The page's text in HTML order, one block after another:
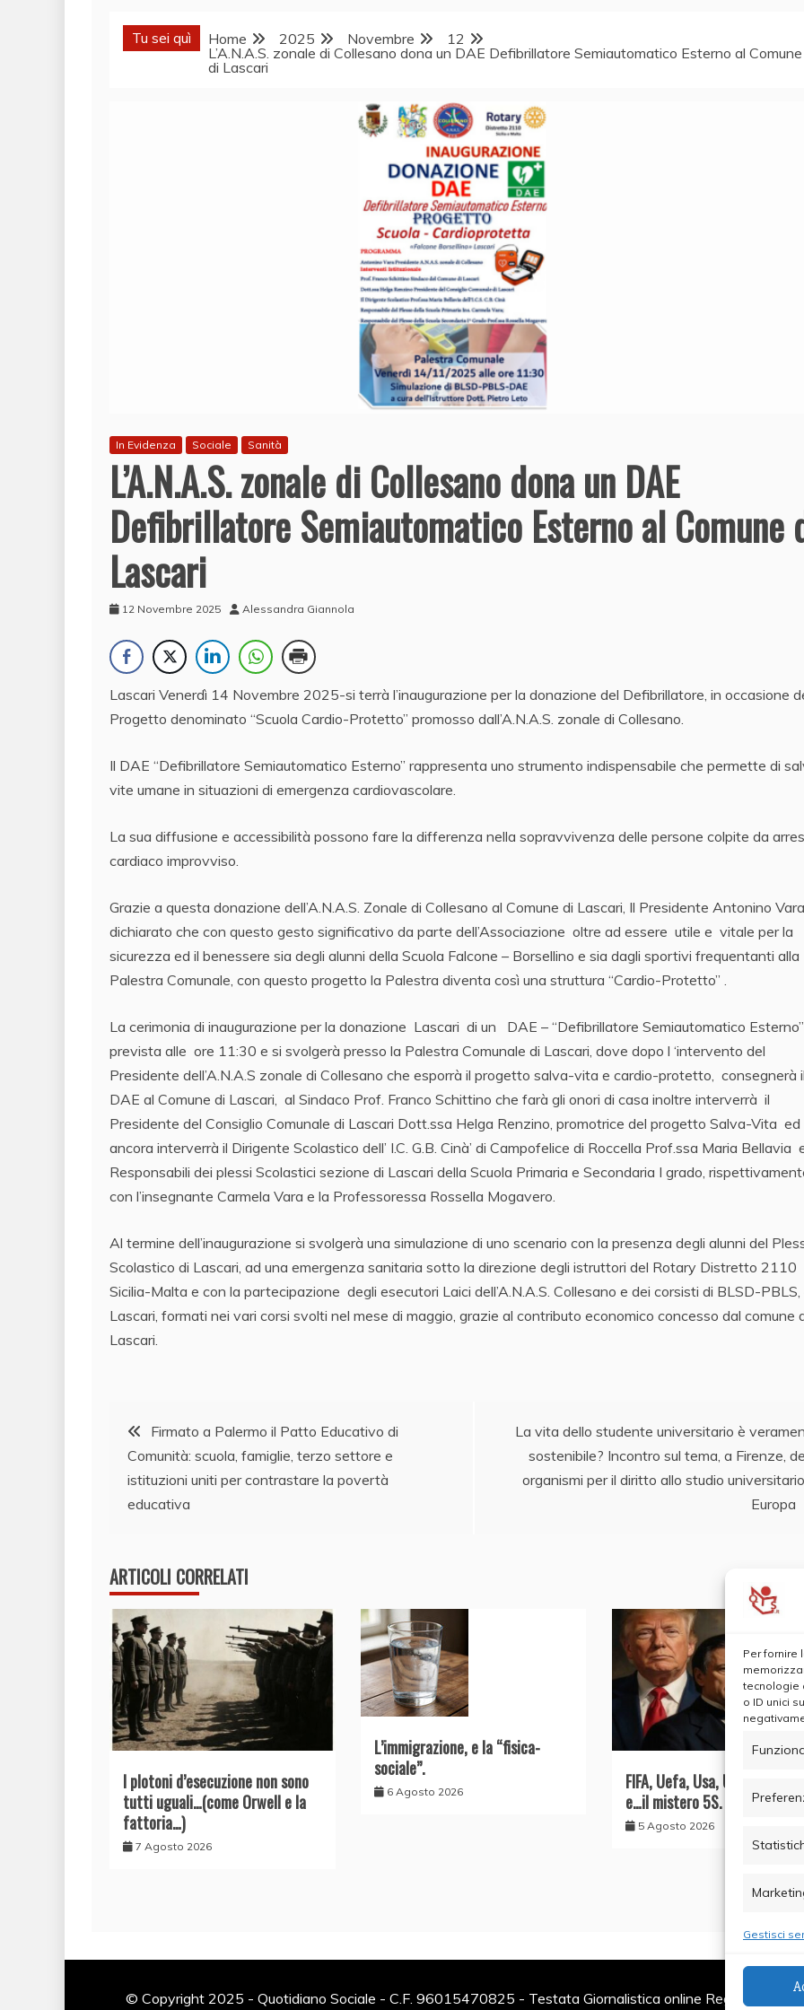
Per fornire
tecnologie
o ID unici
Gestisci
Tu sei quì Home 2025 Novembre
12
L’A.N.A.S. zonale di Collesano dona un DAE Defibrillatore Semiautomatico Esterno al Comune
di Lascari
In Evidenza Sociale Sanità
L’A.N.A.S. zonale di Collesano dona un DAE
Defibrillatore Semiautomatico Esterno al Comune
Lascari
12 Novembre 2025 Alessandra Giannola
Lascari Venerdì 14 Novembre 2025-si terrà l’inaugurazione per la donazione del Defibrillatore, in occasione
Progetto denominato “Scuola Cardio-Protetto” promosso dall’A.N.A.S. zonale di Collesano.
Il DAE “Defibrillatore Semiautomatico Esterno” rappresenta uno strumento indispensabile che permette di
vite umane in situazioni di emergenza cardiovascolare.
La sua diffusione e accessibilità possono fare la differenza nella sopravvivenza delle persone colpite da
cardiaco improvviso.
Grazie a questa donazione dell’A.N.A.S. Zonale di Collesano al Comune di Lascari, Il Presidente Antonino
dichiarato che con questo gesto significativo da parte dell’Associazione oltre ad essere utile e vitale per la
sicurezza ed il benessere sia degli alunni della Scuola Falcone – Borsellino e sia dagli sportivi frequentanti alla
Palestra Comunale, con questo progetto la Palestra diventa così una struttura “Cardio-Protetto” .
La cerimonia di inaugurazione per la donazione Lascari di un DAE – “Defibrillatore Semiautomatico
prevista alle ore 11:30 e si svolgerà presso la Palestra Comunale di Lascari, dove dopo l ‘intervento del
Presidente dell’A.N.A.S zonale di Collesano che esporrà il progetto salva-vita e cardio-protetto, consegnerà il
DAE al Comune di Lascari, al Sindaco Prof. Franco Schittino che farà gli onori di casa inoltre interverrà il
Presidente del Consiglio Comunale di Lascari Dott.ssa Helga Renzino, promotrice del progetto Salva-Vita ed
ancora interverrà il Dirigente Scolastico dell’ I.C. G.B. Cinà’ di Campofelice di Roccella Prof.ssa Maria Bellavia
Responsabili dei plessi Scolastici sezione di Lascari della Scuola Primaria e Secondaria I grado,
con l’insegnante Carmela Vara e la Professoressa Rossella Mogavero.
Al termine dell’inaugurazione si svolgerà una simulazione di uno scenario con la presenza degli alunni del
Scolastico di Lascari, ad una emergenza sanitaria sotto la direzione degli istruttori del Rotary Distretto 2110
Sicilia-Malta e con la partecipazione degli esecutori Laici dell’A.N.A.S. Collesano e dei corsisti di BLSD-PBLS,
Lascari, formati nei vari corsi svolti nel mese di maggio, grazie al contributo economico concesso dal comune
Lascari.
Navigazione
articoli
Firmato a Palermo il Patto Educativo di
Comunità: scuola, famiglie, terzo settore e
istituzioni uniti per contrastare la povertà
educativa
La vita dello studente universitario è
sostenibile? Incontro sul tema, a Firenze,
organismi per il diritto allo studio
Europa
ARTICOLI CORRELATI
I plotoni d’esecuzione non sono
tutti uguali…(come Orwell e la
fattoria…)
7 Agosto 2026
L’immigrazione, e la “fisica-
sociale”.
6 Agosto 2026
FIFA, Uefa, Usa, UE, il Conte
e…il mistero 5S.
5 Agosto 2026
© Copyright 2025 - Quotidiano Sociale - C.F. 96015470825 - Testata Giornalistica online Registrata al